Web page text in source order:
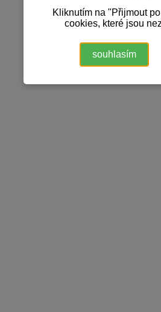
Kliknutím na "Přijmout
cookies, které jsou
souhlasím